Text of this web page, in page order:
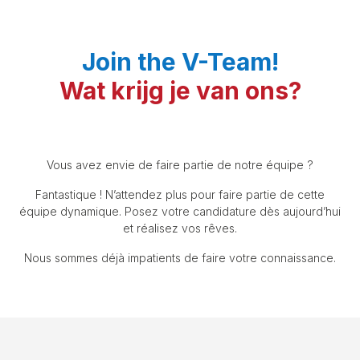
Join the V-Team!
Wat krijg je van ons?
Vous avez envie de faire partie de notre équipe ?
Fantastique ! N’attendez plus pour faire partie de cette
équipe dynamique. Posez votre candidature dès aujourd’hui
et réalisez vos rêves.
Nous sommes déjà impatients de faire votre connaissance.